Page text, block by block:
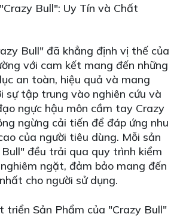
Bull": Uy Tín và Chất
Bull" đã khẳng định vị thế của
với cam kết mang đến những
an toàn, hiệu quả và mang
sự tập trung vào nghiên cứu và
ngực hậu môn cầm tay Crazy
ngừng cải tiến để đáp ứng nhu
của người tiêu dùng. Mỗi sản
đều trải qua quy trình kiểm
ngặt, đảm bảo mang đến
cho người sử dụng.
triển Sản Phẩm của "Crazy Bull"